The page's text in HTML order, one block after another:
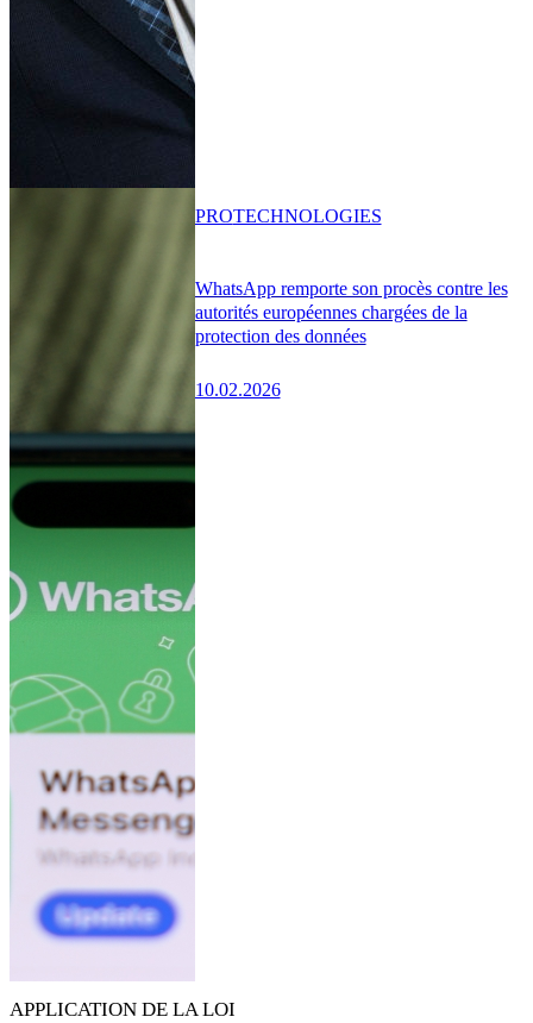
WhatsApp remporte son procès contre les
autorités européennes chargées de la
protection des données
10.02.2026
PROTECHNOLOGIES
APPLICATION DE LA LOI